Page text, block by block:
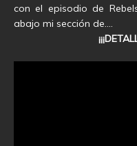
con el episodio de
abajo mi sección de….